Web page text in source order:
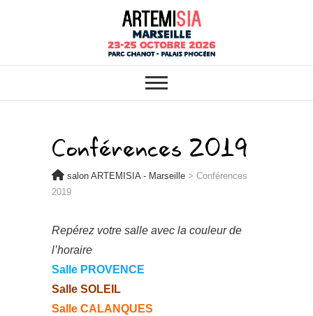
salon ARTEMISIA
– Marseille
ARTEMISIA : VOTRE SALON
BIO, BIEN-ÊTRE ET HABITAT
SAIN À MARSEILLE
Conférences 2019
salon ARTEMISIA - Marseille > Conférences
2019
Repérez votre salle avec la couleur de
l’horaire
Salle PROVENCE
Salle SOLEIL
Salle CALANQUES